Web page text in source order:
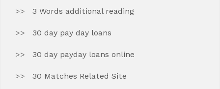
3 Words additional reading
30 day pay day loans
30 day payday loans online
30 Matches Related Site